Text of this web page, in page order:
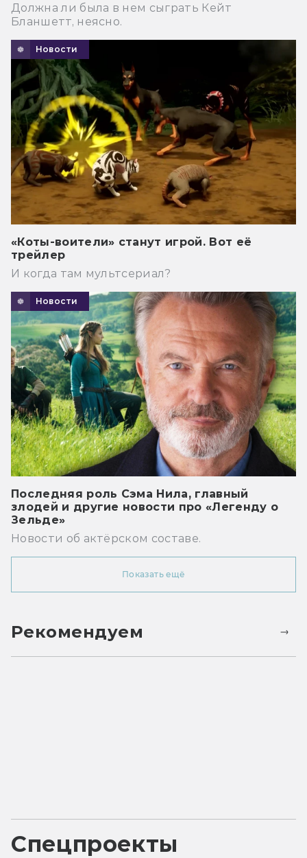
Должна ли была в нем сыграть Кейт
Бланшетт, неясно.
Новости
«Коты-воители» станут игрой. Вот её
трейлер
И когда там мультсериал?
Новости
Последняя роль Сэма Нила, главный
злодей и другие новости про «Легенду о
Зельде»
Новости об актёрском составе.
Показать ещё
Рекомендуем
Спецпроекты